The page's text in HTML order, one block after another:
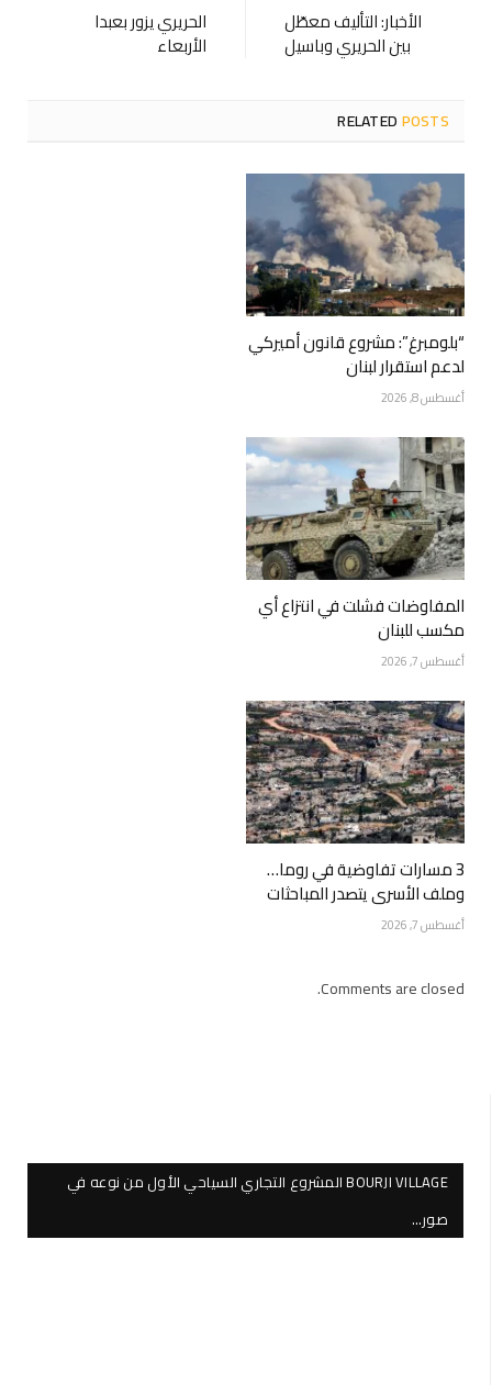
الأخبار: التأليف معطّل
بين الحريري وباسيل
الحريري يزور بعبدا
الأربعاء
RELATEDPOSTS
“بلومبرغ”: مشروع قانون أميركي
لدعم استقرار لبنان
أغسطس 8, 2026
المفاوضات فشلت في انتزاع أي
مكسب للبنان
أغسطس 7, 2026
3 مسارات تفاوضية في روما…
وملف الأسرى يتصدر المباحثات
أغسطس 7, 2026
Comments are closed.
BOURJI VILLAGE المشروع التجاري السياحي الأول من نوعه في
صور…